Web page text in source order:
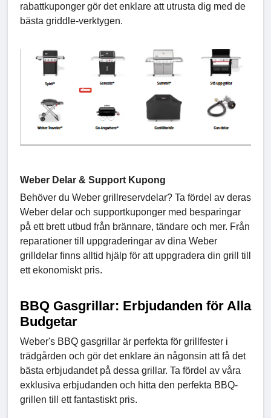
rabattkuponger gör det enklare att utrusta dig med de
bästa griddle-verktygen.
Weber Delar & Support Kupong
Behöver du Weber grillreservdelar? Ta fördel av deras
Weber delar och supportkuponger med besparingar
på ett brett utbud från brännare, tändare och mer. Från
reparationer till uppgraderingar av dina Weber
grilldelar finns alltid hjälp för att uppgradera din grill till
ett ekonomiskt pris.
BBQ Gasgrillar: Erbjudanden för Alla
Budgetar
Weber's BBQ gasgrillar är perfekta för grillfester i
trädgården och gör det enklare än någonsin att få det
bästa erbjudandet på dessa grillar. Ta fördel av våra
exklusiva erbjudanden och hitta den perfekta BBQ-
grillen till ett fantastiskt pris.